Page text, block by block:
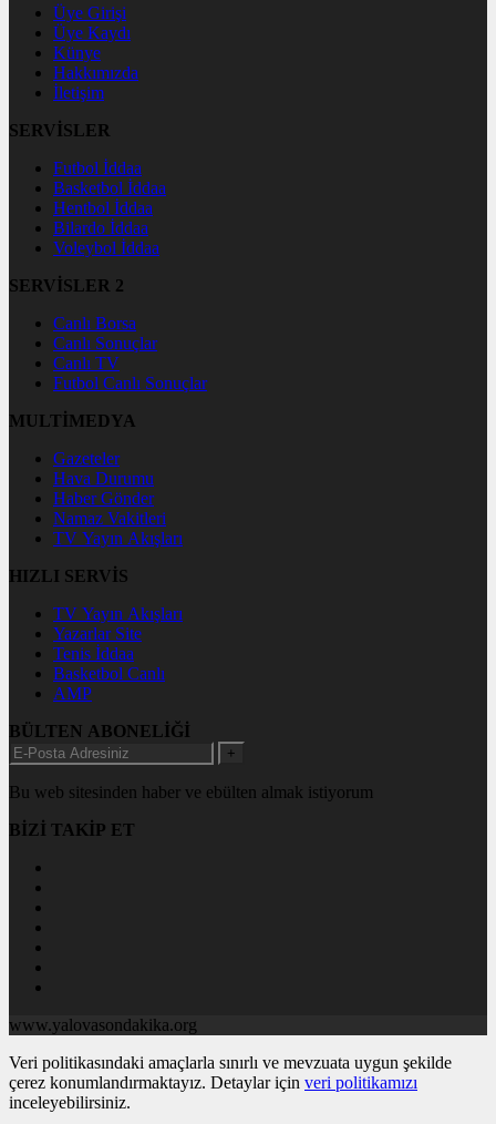
Üye Girişi
Üye Kaydı
Künye
Hakkımızda
İletişim
SERVİSLER
Futbol İddaa
Basketbol İddaa
Hentbol İddaa
Bilardo İddaa
Voleybol İddaa
SERVİSLER 2
Canlı Borsa
Canlı Sonuçlar
Canlı TV
Futbol Canlı Sonuçlar
MULTİMEDYA
Gazeteler
Hava Durumu
Haber Gönder
Namaz Vakitleri
TV Yayın Akışları
HIZLI SERVİS
TV Yayın Akışları
Yazarlar Site
Tenis İddaa
Basketbol Canlı
AMP
BÜLTEN ABONELİĞİ
+
Bu web sitesinden haber ve ebülten almak istiyorum
BİZİ TAKİP ET
www.yalovasondakika.org
Veri politikasındaki amaçlarla sınırlı ve mevzuata uygun şekilde
çerez konumlandırmaktayız. Detaylar için veri politikamızı
inceleyebilirsiniz.